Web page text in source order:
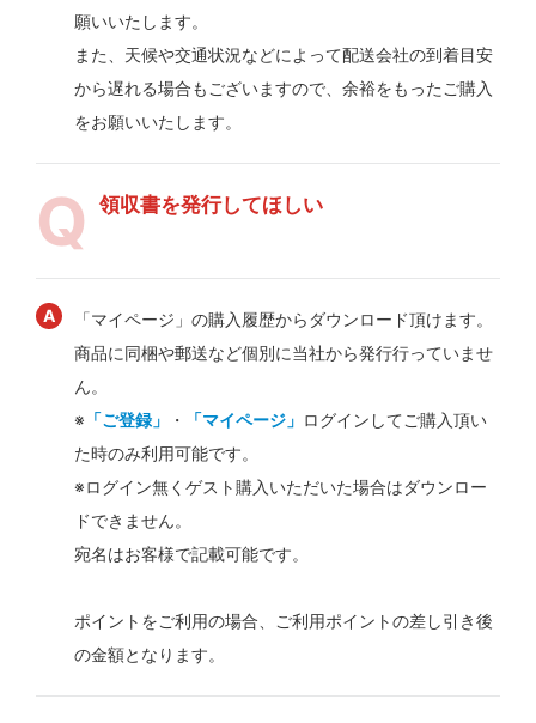
願いいたします。
また、天候や交通状況などによって配送会社の到着目安
から遅れる場合もございますので、余裕をもったご購入
をお願いいたします。
領収書を発行してほしい
「マイページ」の購入履歴からダウンロード頂けます。
商品に同梱や郵送など個別に当社から発行行っていませ
ん。
※ 「ご登録」 ・ 「マイページ」 ログインしてご購入頂い
た時のみ利用可能です。
※ログイン無くゲスト購入いただいた場合はダウンロー
ドできません。
宛名はお客様で記載可能です。
ポイントをご利用の場合、ご利用ポイントの差し引き後
の金額となります。